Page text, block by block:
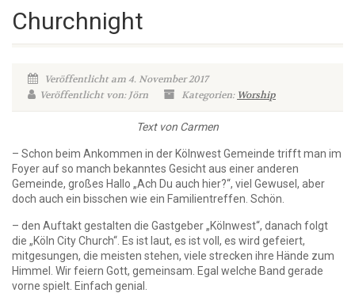
Churchnight
Veröffentlicht am 4. November 2017
Veröffentlicht von: Jörn
Kategorien: Worship
Text von Carmen
– Schon beim Ankommen in der Kölnwest Gemeinde trifft man im
Foyer auf so manch bekanntes Gesicht aus einer anderen
Gemeinde, großes Hallo „Ach Du auch hier?“, viel Gewusel, aber
doch auch ein bisschen wie ein Familientreffen. Schön.
– den Auftakt gestalten die Gastgeber „Kölnwest“, danach folgt
die „Köln City Church“. Es ist laut, es ist voll, es wird gefeiert,
mitgesungen, die meisten stehen, viele strecken ihre Hände zum
Himmel. Wir feiern Gott, gemeinsam. Egal welche Band gerade
vorne spielt. Einfach genial.